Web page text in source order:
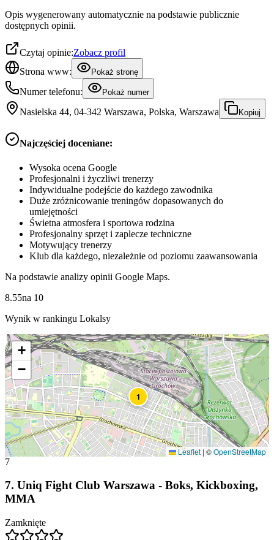
Opis wygenerowany automatycznie na podstawie publicznie
dostępnych opinii.
Czytaj opinie:Zobacz profil
Strona www:
Pokaż stronę
Numer telefonu: Pokaż numer
Nasielska 44, 04-342 Warszawa, Polska, Warszawa Kopiuj
Najczęściej doceniane:
Wysoka ocena Google
Profesjonalni i życzliwi trenerzy
Indywidualne podejście do każdego zawodnika
Duże zróżnicowanie treningów dopasowanych do
umiejętności
Świetna atmosfera i sportowa rodzina
Profesjonalny sprzęt i zaplecze techniczne
Motywujący trenerzy
Klub dla każdego, niezależnie od poziomu zaawansowania
Na podstawie analizy opinii Google Maps.
8.55na 10
Wynik w rankingu Lokalsy
1
+
−
Leaflet | ©OpenStreetMap
7
7. Uniq Fight Club Warszawa - Boks, Kickboxing,
MMA
Zamknięte